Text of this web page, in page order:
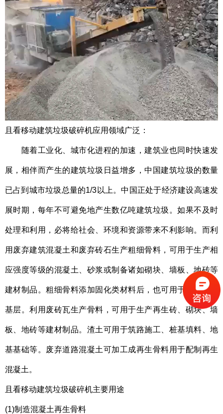
且看移动建筑垃圾破碎机应用领域广泛：
随着工业化、城市化进程的加速，建筑业也同时快速发
展，相伴而产生的建筑垃圾日益增多，中国建筑垃圾的数量
已占到城市垃圾总量的1/3以上。中国正处于经济建设高速发
展时期，每年不可避免地产生数亿吨建筑垃圾。如果不及时
处理和利用，必将给社会、环境和资源带来不利影响。而利
用废弃建筑混凝土和废弃砖石生产粗细骨料，可用于生产相
应强度等级的混凝土、砂浆或制备诸如砌块、墙板、地砖等
建材制品。粗细骨料添加固化类材料后，也可用于公路路面
基层。利用废砖瓦生产骨料，可用于生产再生砖、砌块、墙
板、地砖等建材制品。渣土可用于筑路施工、桩基填料、地
基基础等。废弃道路混凝土可加工成再生骨料用于配制再生
混凝土。
且看移动建筑垃圾破碎机主要用途
(1)制造混凝土再生骨料